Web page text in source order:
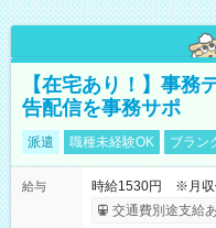
【在宅あり！】事務
告配信を事務サポ
派遣 職種未経験OK ブラン
給与
時給1530円 ※月収
交通費別途支給